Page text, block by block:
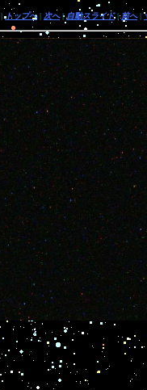
|トップへ| 次へ| 自動スライド|前へ|